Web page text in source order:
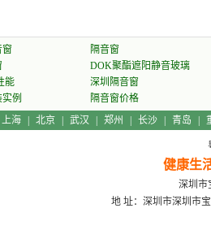
窗
隔音窗
DOK聚酯遮阳静音玻璃
能
深圳隔音窗
例
隔音窗价格
上海 北京 武汉 郑州 长沙 青岛
健康生
深圳市
地 址：深圳市深圳市